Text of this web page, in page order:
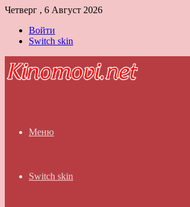
Четверг , 6 Август 2026
Войти
Switch skin
Меню
Switch skin